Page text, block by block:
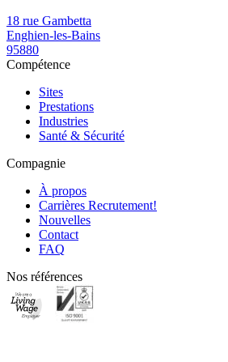
18 rue Gambetta
Enghien-les-Bains
95880
Compétence
Sites
Prestations
Industries
Santé & Sécurité
Compagnie
À propos
Carrières Recrutement!
Nouvelles
Contact
FAQ
Nos références